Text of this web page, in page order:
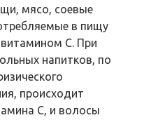
мясо, соевые
в пищу
С. При
напитков, по
происходит
С, и волосы